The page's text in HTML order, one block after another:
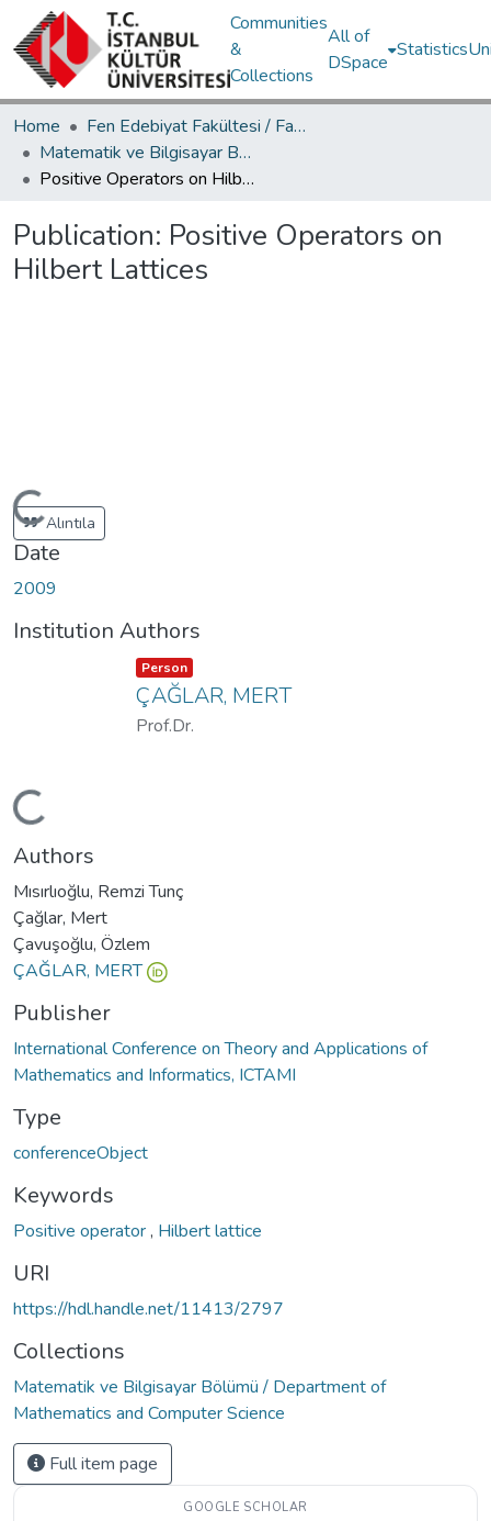
Communities
&
Collections
All of
DSpace
Statistics
Home
Fen Edebiyat Fakültesi / Faculty of Letters and Sciences
Matematik ve Bilgisayar Bölümü / Department of Mathematics and Computer Science
Positive Operators on Hilbert Lattices
Publication: Positive Operators on
Hilbert Lattices
Loading...Alıntıla
Date
2009
Institution Authors
Loading...
Item type:
Person ,
ÇAĞLAR, MERT
Prof.Dr.
Authors
Mısırlıoğlu, Remzi Tunç
Çağlar, Mert
Çavuşoğlu, Özlem
ÇAĞLAR, MERT
Publisher
International Conference on Theory and Applications of
Mathematics and Informatics, ICTAMI
Type
conferenceObject
Keywords
Positive operator, Hilbert lattice
URI
https://hdl.handle.net/11413/2797
Collections
Matematik ve Bilgisayar Bölümü / Department of
Mathematics and Computer Science
Full item page
GOOGLE SCHOLAR